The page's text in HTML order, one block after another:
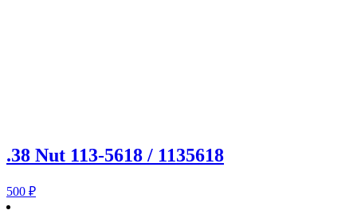
.38 Nut 113-5618 / 1135618
500 ₽